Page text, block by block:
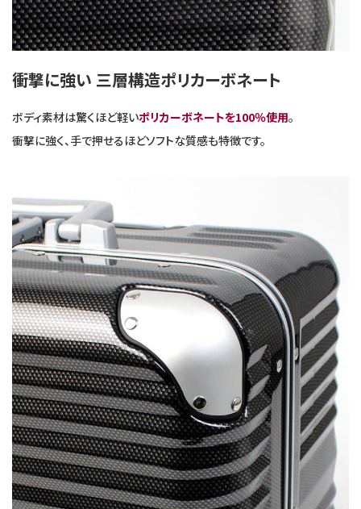
衝撃に強い 三層構造ポリカーボネート
ボディ素材は驚くほど軽いポリカーボネートを100％使用。
衝撃に強く、手で押せるほどソフトな質感も特徴です。